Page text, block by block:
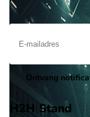
Ontvang een notificatie
Ontvang
H2H Stand